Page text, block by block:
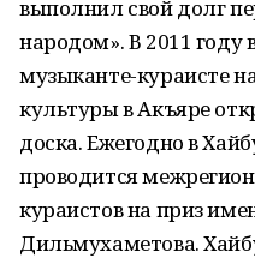
выполнил свой долг
народом». В 2011
музыканте-кураисте
культуры в Акъяре
доска. Ежегодно в
проводится
кураистов на приз
Дильмухаметова.